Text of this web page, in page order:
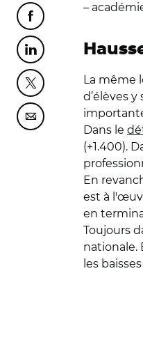
Partager cette page
Partager cette page
Partager cette page
Partager cette page
–
La même
d’élèves
Dans le
(+1.400).
En
est à
en
Toujours
nationale.
les